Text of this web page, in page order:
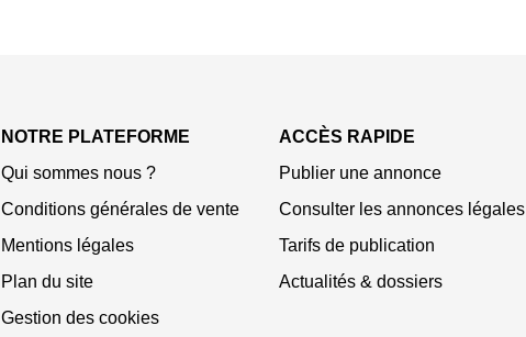
NOTRE PLATEFORME
Qui sommes nous ?
Conditions générales de vente
Mentions légales
Plan du site
Gestion des cookies
ACCÈS RAPIDE
Publier une annonce
Consulter les annonces légales
Tarifs de publication
Actualités & dossiers